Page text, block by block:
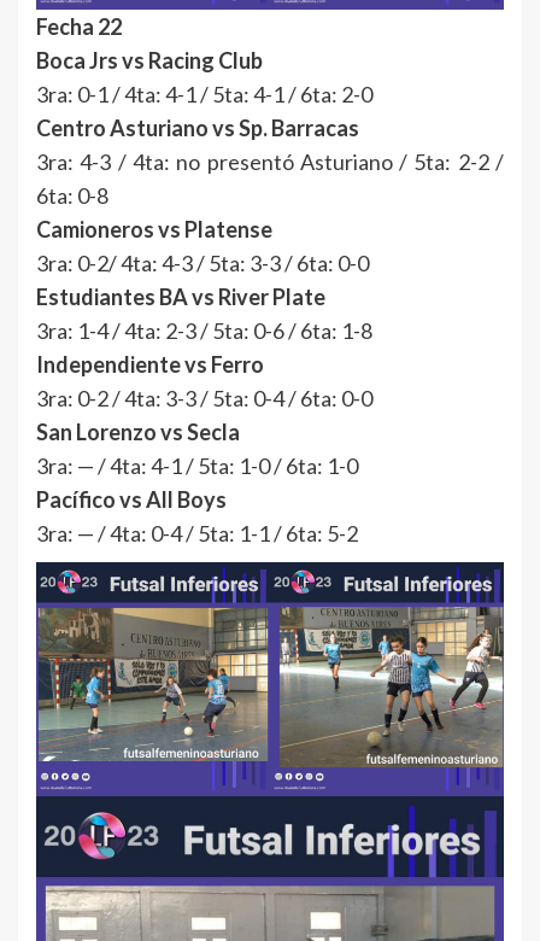
Fecha 22
Boca Jrs vs Racing Club
3ra: 0-1 / 4ta: 4-1 / 5ta: 4-1 / 6ta: 2-0
Centro Asturiano vs Sp. Barracas
3ra: 4-3 / 4ta: no presentó Asturiano / 5ta: 2-2 /
6ta: 0-8
Camioneros vs Platense
3ra: 0-2/ 4ta: 4-3 / 5ta: 3-3 / 6ta: 0-0
Estudiantes BA vs River Plate
3ra: 1-4 / 4ta: 2-3 / 5ta: 0-6 / 6ta: 1-8
Independiente vs Ferro
3ra: 0-2 / 4ta: 3-3 / 5ta: 0-4 / 6ta: 0-0
San Lorenzo vs Secla
3ra: — / 4ta: 4-1 / 5ta: 1-0 / 6ta: 1-0
Pacífico vs All Boys
3ra: — / 4ta: 0-4 / 5ta: 1-1 / 6ta: 5-2